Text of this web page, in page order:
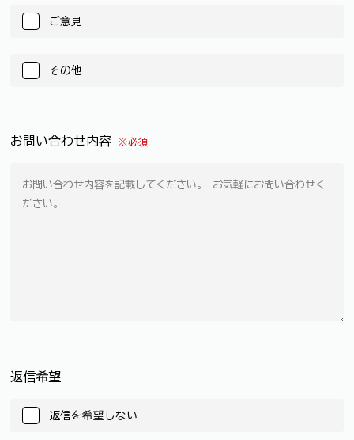
ご意見
その他
お問い合わせ内容 ※必須
返信希望
返信を希望しない